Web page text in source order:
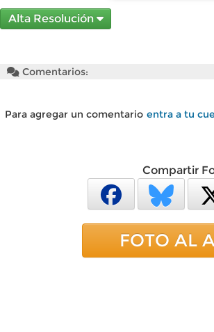
Alta Resolución
Comentarios:
Para agregar un comentario entra a tu
Compartir
FOTO AL